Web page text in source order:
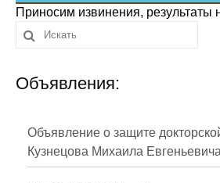
Сотрудники
Отчетность
Противодействие
Публикации
Приносим извинения, результаты
Объявления:
Объявление о защите
Кузнецова Михаила Евгеньевича